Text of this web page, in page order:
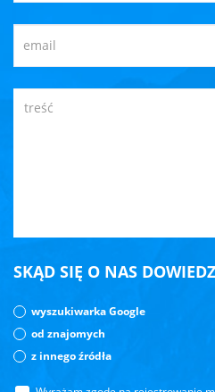
SKĄD SIĘ O NAS
wyszukiwarka Google
od znajomych
z innego źródła